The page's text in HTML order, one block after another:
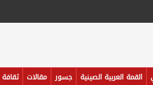
القمة العربية الصينية جسور مقالات ثقافة